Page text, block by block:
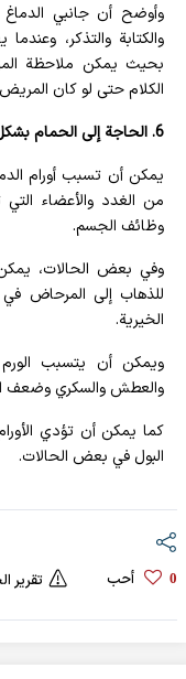
وأوضح أن جانبي
والكتابة والتذكر،
بحيث يمكن ملاحظة
الكلام حتى لو كان
6. الحاجة إلى الحمام بشكل متكرر
يمكن أن تسبب أورام
من الغدد والأعضاء
وظائف الجسم.
وفي بعض الحالات،
للذهاب إلى المرحاض في
الخيرية.
ويمكن أن يتسبب الورم
والعطش والسكري وضعف
كما يمكن أن تؤدي
البول في بعض الحالات.
0 أحب تقرير